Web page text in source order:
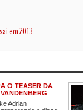
em 2013
O TEASER DA
Adrian